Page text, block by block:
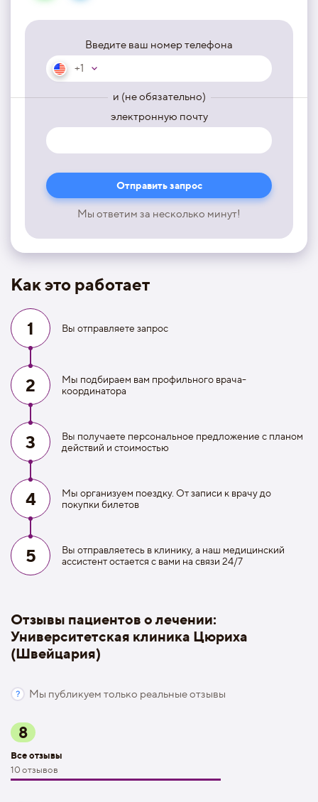
Введите ваш номер телефона
+1
и (не обязательно)
электронную почту
Мы ответим за несколько минут!
Как это работает
1 Вы отправляете запрос
2
Мы подбираем вам профильного врача-
координатора
3
Вы получаете персональное предложение с планом
действий и стоимостью
4
Мы организуем поездку. От записи к врачу до
покупки билетов
5
Вы отправляетесь в клинику, а наш медицинский
ассистент остается с вами на связи 24/7
Отзывы пациентов о лечении:
Университетская клиника Цюриха
(Швейцария)
Мы публикуем только реальные отзывы
8
Все отзывы
10 отзывов